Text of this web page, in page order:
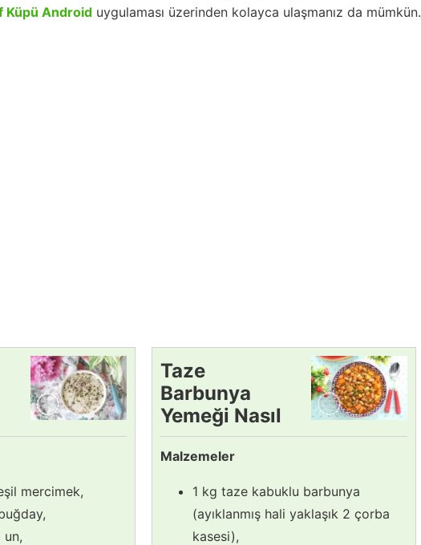
Küpü Android uygulaması üzerinden kolayca ulaşmanız da mümkün.
mercimek,
un,
Taze
Barbunya
Yemeği Nasıl
Yapılır?
Malzemeler
1 kg taze kabuklu barbunya
(ayıklanmış hali yaklaşık 2 çorba
kasesi),